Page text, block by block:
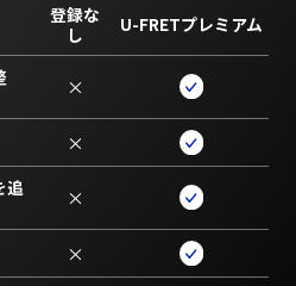
登録な
し
U-FRETプレミアム
×
×
追
×
×